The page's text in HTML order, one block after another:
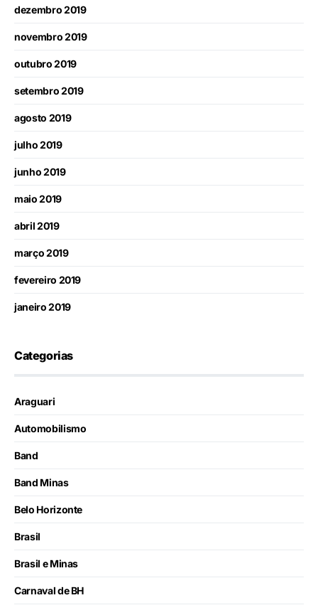
dezembro 2019
novembro 2019
outubro 2019
setembro 2019
agosto 2019
julho 2019
junho 2019
maio 2019
abril 2019
março 2019
fevereiro 2019
janeiro 2019
Categorias
Araguari
Automobilismo
Band
Band Minas
Belo Horizonte
Brasil
Brasil e Minas
Carnaval de BH